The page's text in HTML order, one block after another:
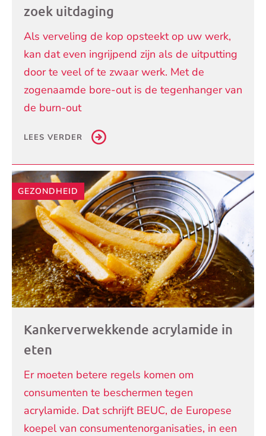
zoek uitdaging
Als verveling de kop opsteekt op uw werk,
kan dat even ingrijpend zijn als de uitputting
door te veel of te zwaar werk. Met de
zogenaamde bore-out is de tegenhanger van
de burn-out
LEES VERDER
GEZONDHEID
Kankerverwekkende acrylamide in
eten
Er moeten betere regels komen om
consumenten te beschermen tegen
acrylamide. Dat schrijft BEUC, de Europese
koepel van consumentenorganisaties, in een